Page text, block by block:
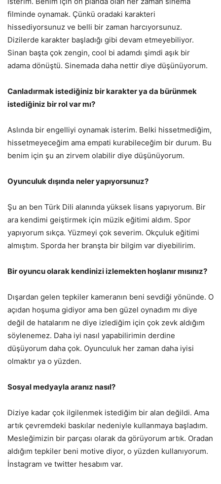
filminde oynamak. Çünkü oradaki karakteri
hissediyorsunuz ve belli bir zaman harcıyorsunuz.
Dizilerde karakter başladığı gibi devam etmeyebiliyor.
Sinan başta çok zengin, cool bi adamdı şimdi aşık bir
adama dönüştü. Sinemada daha nettir diye düşünüyorum.
Canladırmak istediğiniz bir karakter ya da bürünmek
istediğiniz bir rol var mı?
Aslında bir engelliyi oynamak isterim. Belki hissetmediğim,
hissetmeyeceğim ama empati kurabileceğim bir durum. Bu
benim için şu an zirvem olabilir diye düşünüyorum.
Oyunculuk dışında neler yapıyorsunuz?
Şu an ben Türk Dili alanında yüksek lisans yapıyorum. Bir
ara kendimi geiştirmek için müzik eğitimi aldım. Spor
yapıyorum sıkça. Yüzmeyi çok severim. Okçuluk eğitimi
almıştım. Sporda her branşta bir bilgim var diyebilirim.
Bir oyuncu olarak kendinizi izlemekten hoşlanır mısınız?
Dışardan gelen tepkiler kameranın beni sevdiği yönünde. O
açıdan hoşuma gidiyor ama ben güzel oynadım mı diye
değil de hatalarım ne diye izlediğim için çok zevk aldığım
söylenemez. Daha iyi nasıl yapabilirimin derdine
düşüyorum daha çok. Oyunculuk her zaman daha iyisi
olmaktır ya o yüzden.
Sosyal medyayla aranız nasıl?
Diziye kadar çok ilgilenmek istediğim bir alan değildi. Ama
artık çevremdeki baskılar nedeniyle kullanmaya başladım.
Mesleğimizin bir parçası olarak da görüyorum artık. Oradan
aldığım tepkiler beni motive diyor, o yüzden kullanıyorum.
İnstagram ve twitter hesabım var.